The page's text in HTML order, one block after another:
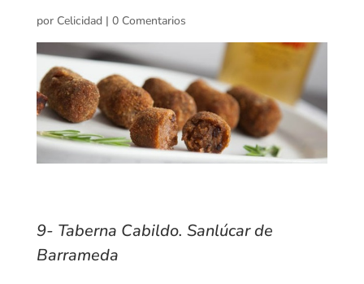
por Celicidad| 0 Comentarios
9- Taberna Cabildo. Sanlúcar de
Barrameda